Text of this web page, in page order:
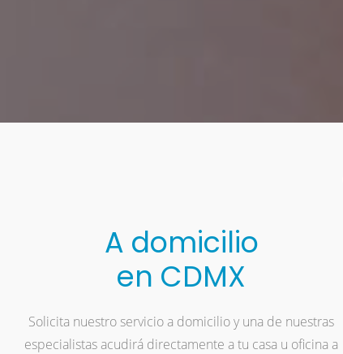
A domicilio
en CDMX
Solicita nuestro servicio a domicilio y una de nuestras
especialistas acudirá directamente a tu casa u oficina a